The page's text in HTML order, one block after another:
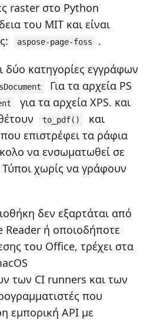
raster στο Python
του MIT και είναι
aspose-page-foss
.
δύο κατηγορίες εγγράφων
Για τα αρχεία PS
για τα αρχεία XPS. και
to_pdf() και
επιστρέφει τα ράφια
να ενσωματωθεί σε
χωρίς να γράφουν
δεν εξαρτάται από
ή οποιοδήποτε
του Office, τρέχει στα
των CI runners και των
που
εμπορική API με